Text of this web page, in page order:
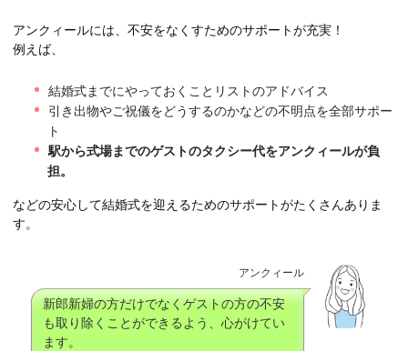
アンクィールには、不安をなくすためのサポートが充実！
例えば、
結婚式までにやっておくことリストのアドバイス
引き出物やご祝儀をどうするのかなどの不明点を全部サポー
ト
駅から式場までのゲストのタクシー代をアンクィールが負
担。
などの安心して結婚式を迎えるためのサポートがたくさんありま
す。
アンクィール
新郎新婦の方だけでなくゲストの方の不安
も取り除くことができるよう、心がけてい
ます。